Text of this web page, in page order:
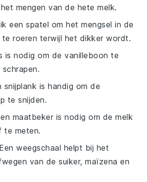
mengen van de hete melk.
een spatel om het mengsel in de
roeren terwijl het dikker wordt.
is nodig om de vanilleboon te
snijplank is handig om de
te snijden.
maatbeker is nodig om de melk
te meten.
weegschaal helpt bij het
van de suiker, maïzena en